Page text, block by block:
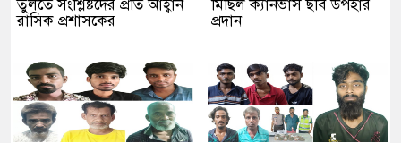
তুলতে সংশ্লিষ্টদের প্রতি আহ্বান
রাসিক প্রশাসকের
মিছিল ক্যানভাস ছবি উপহার
প্রদান